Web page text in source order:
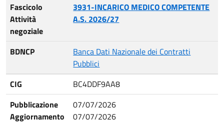
Fascicolo
Attività
negoziale
3931-INCARICO MEDICO COMPETENTE
A.S. 2026/27
BDNCP
Banca Dati Nazionale dei Contratti
Pubblici
CIG
BC4DDF9AA8
Pubblicazione
Aggiornamento
07/07/2026
07/07/2026